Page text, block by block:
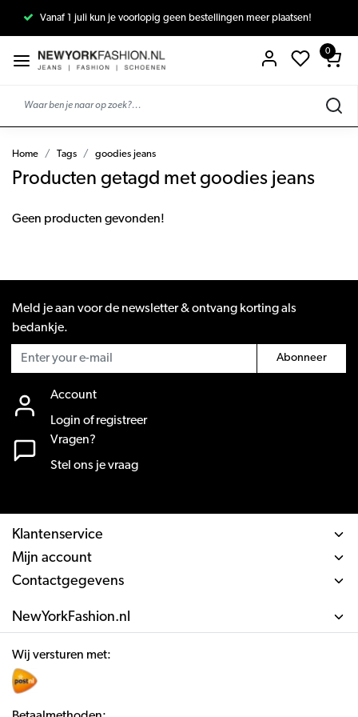
Vanaf 1 juli kun je voorlopig geen bestellingen meer plaatsen!
0
Home Tags goodies jeans
Producten getagd met goodies jeans
Geen producten gevonden!
Meld je aan voor de newsletter & ontvang korting als
bedankje.
Abonneer
Account
Login of registreer
Vragen?
Stel ons je vraag
Klantenservice
Mijn account
Contactgegevens
NewYorkFashion.nl
Wij versturen met: